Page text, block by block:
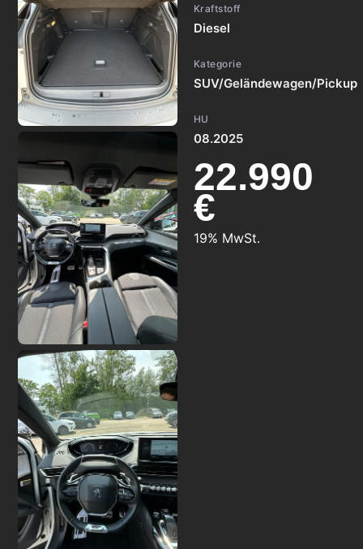
Kraftstoff
Diesel
Kategorie
SUV/Geländewagen/Pickup
HU
08.2025
22.990
€
19% MwSt.